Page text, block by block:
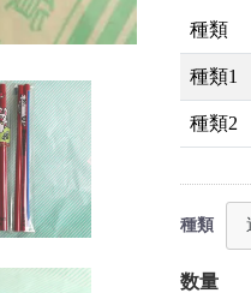
種類
種類1
種類2
種類
数量